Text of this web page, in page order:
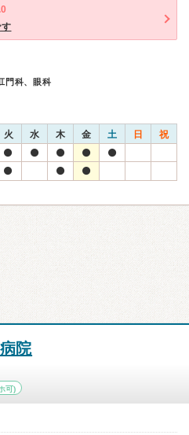
門科、眼科
火 水 木 金 土 日 祝
院
可)